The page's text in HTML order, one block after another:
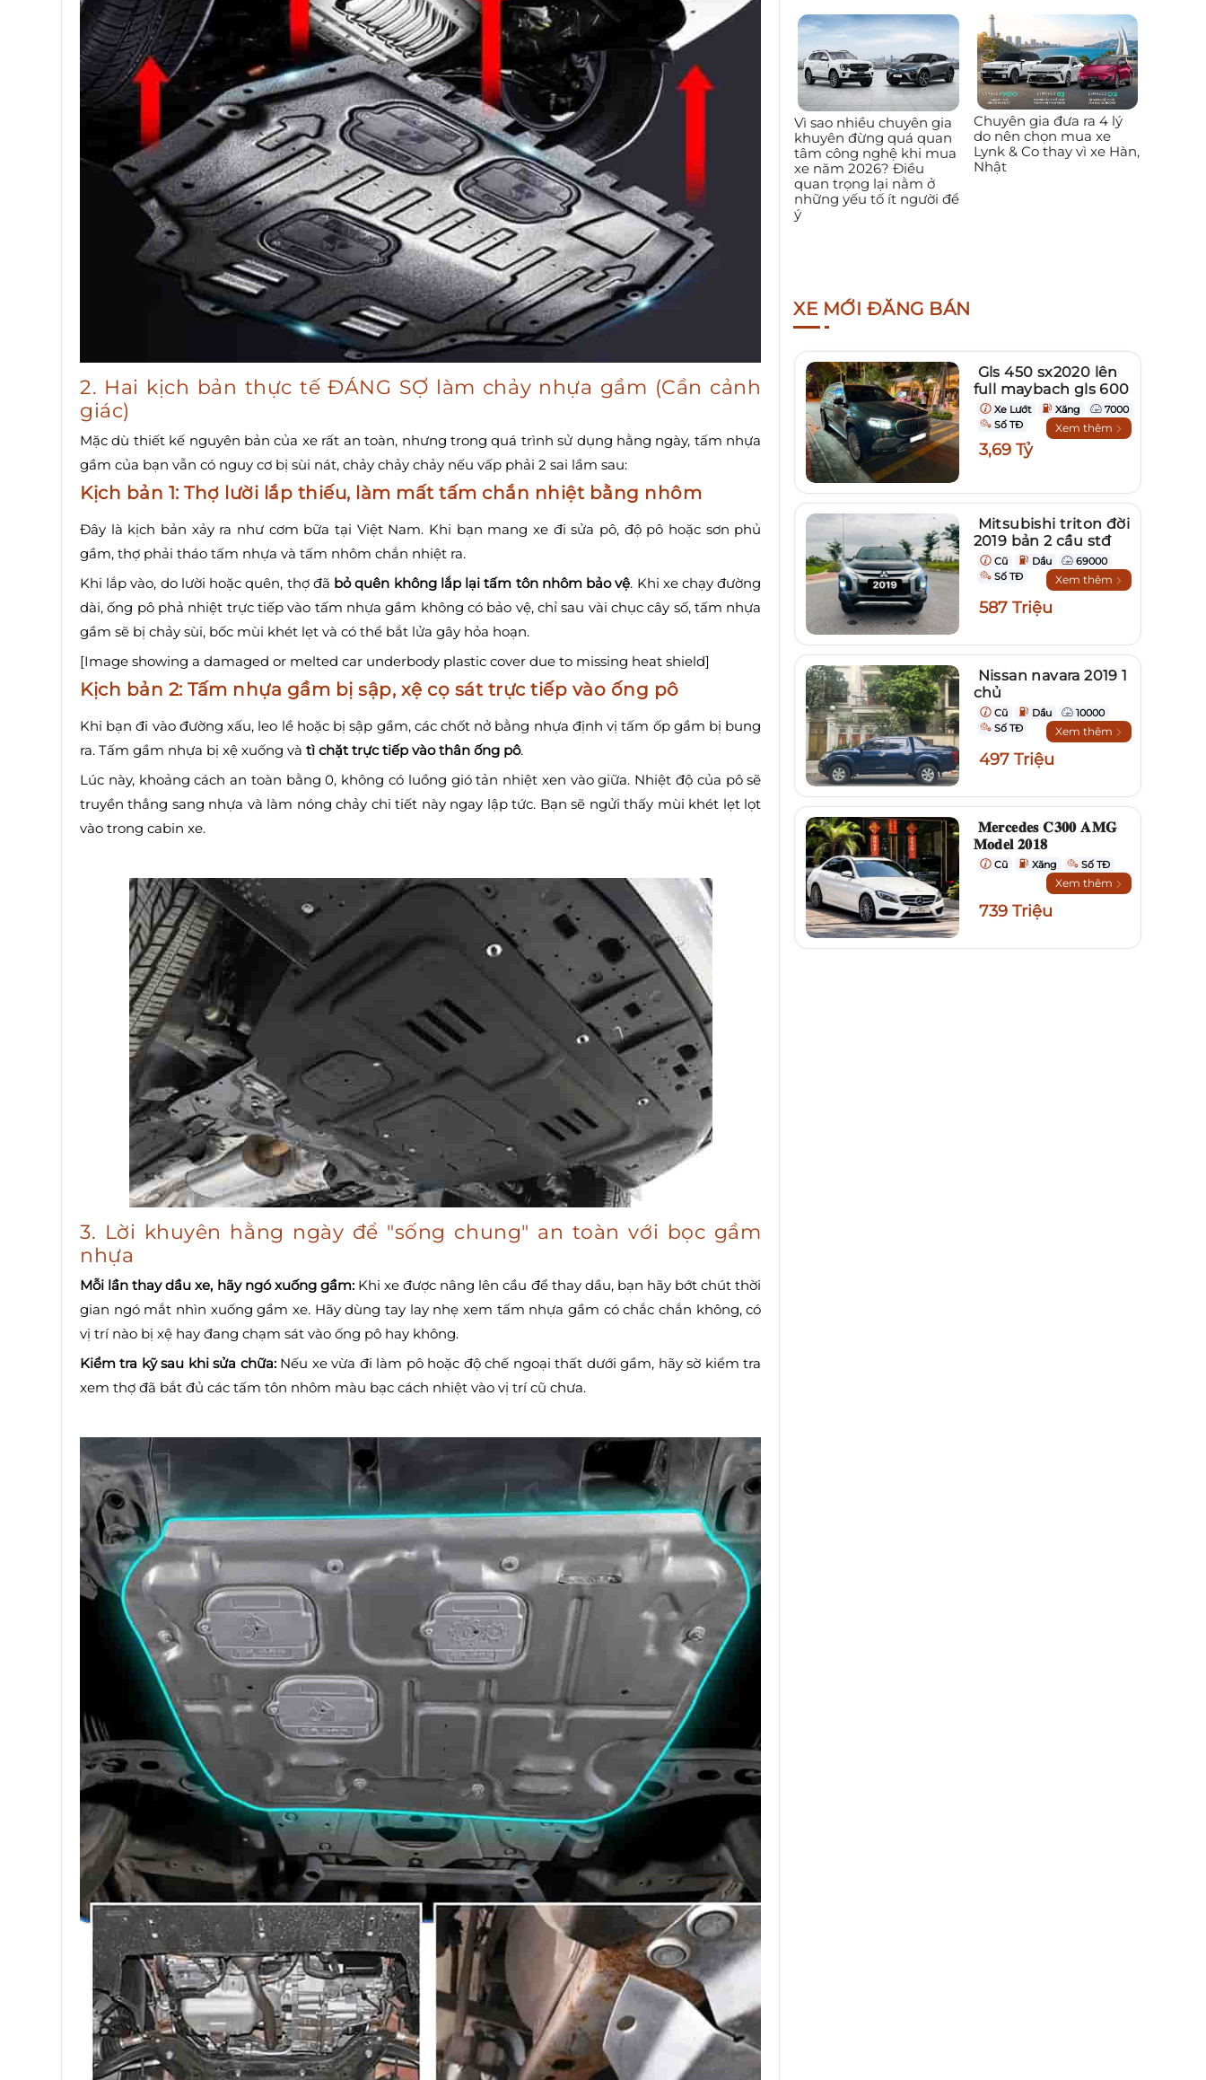
2. Hai kịch bản thực tế ĐÁNG SỢ làm chảy nhựa gầm (Cần cảnh
giác)
Mặc dù thiết kế nguyên bản của xe rất an toàn, nhưng trong quá trình sử dụng hằng ngày, tấm nhựa
gầm của bạn vẫn có nguy cơ bị sùi nát, chảy chảy chảy nếu vấp phải 2 sai lầm sau:
Kịch bản 1: Thợ lười lắp thiếu, làm mất tấm chắn nhiệt bằng nhôm
Đây là kịch bản xảy ra như cơm bữa tại Việt Nam. Khi bạn mang xe đi sửa pô, độ pô hoặc sơn phủ
gầm, thợ phải tháo tấm nhựa và tấm nhôm chắn nhiệt ra.
Khi lắp vào, do lười hoặc quên, thợ đã bỏ quên không lắp lại tấm tôn nhôm bảo vệ. Khi xe chạy đường
dài, ống pô phả nhiệt trực tiếp vào tấm nhựa gầm không có bảo vệ, chỉ sau vài chục cây số, tấm nhựa
gầm sẽ bị chảy sùi, bốc mùi khét lẹt và có thể bắt lửa gây hỏa hoạn.
[Image showing a damaged or melted car underbody plastic cover due to missing heat shield]
Kịch bản 2: Tấm nhựa gầm bị sập, xệ cọ sát trực tiếp vào ống pô
Khi bạn đi vào đường xấu, leo lề hoặc bị sập gầm, các chốt nở bằng nhựa định vị tấm ốp gầm bị bung
ra. Tấm gầm nhựa bị xệ xuống và tì chặt trực tiếp vào thân ống pô.
Lúc này, khoảng cách an toàn bằng 0, không có luồng gió tản nhiệt xen vào giữa. Nhiệt độ của pô sẽ
truyền thẳng sang nhựa và làm nóng chảy chi tiết này ngay lập tức. Bạn sẽ ngửi thấy mùi khét lẹt lọt
vào trong cabin xe.
3. Lời khuyên hằng ngày để "sống chung" an toàn với bọc gầm
nhựa
Mỗi lần thay dầu xe, hãy ngó xuống gầm:Khi xe được nâng lên cầu để thay dầu, bạn hãy bớt chút thời
gian ngó mắt nhìn xuống gầm xe. Hãy dùng tay lay nhẹ xem tấm nhựa gầm có chắc chắn không, có
vị trí nào bị xệ hay đang chạm sát vào ống pô hay không.
Kiểm tra kỹ sau khi sửa chữa:Nếu xe vừa đi làm pô hoặc độ chế ngoại thất dưới gầm, hãy sờ kiểm tra
xem thợ đã bắt đủ các tấm tôn nhôm màu bạc cách nhiệt vào vị trí cũ chưa.
Vì sao nhiều chuyên gia
khuyên đừng quá quan
tâm công nghệ khi mua
xe năm 2026? Điều
quan trọng lại nằm ở
những yếu tố ít người để
ý
Chuyên gia đưa ra 4 lý
do nên chọn mua xe
Lynk & Co thay vì xe Hàn,
Nhật
XE MỚI ĐĂNG BÁN
Gls 450 sx2020 lên
full maybach gls 600
Xe Lướt Xăng
7000
Số TĐ
Xem thêm
3,69 Tỷ
Mitsubishi triton đời
2019 bản 2 cầu stđ
Cũ Dầu
69000
Số TĐ
Xem thêm
587 Triệu
Nissan navara 2019 1
chủ
Cũ Dầu
10000
Số TĐ
Xem thêm
497 Triệu
𝐌𝐞𝐫𝐜𝐞𝐝𝐞𝐬 𝐂𝟑𝟎𝟎 𝐀𝐌𝐆
𝐌𝐨𝐝𝐞𝐥 𝟐𝟎𝟏𝟖
Cũ Xăng Số TĐ
Xem thêm
739 Triệu